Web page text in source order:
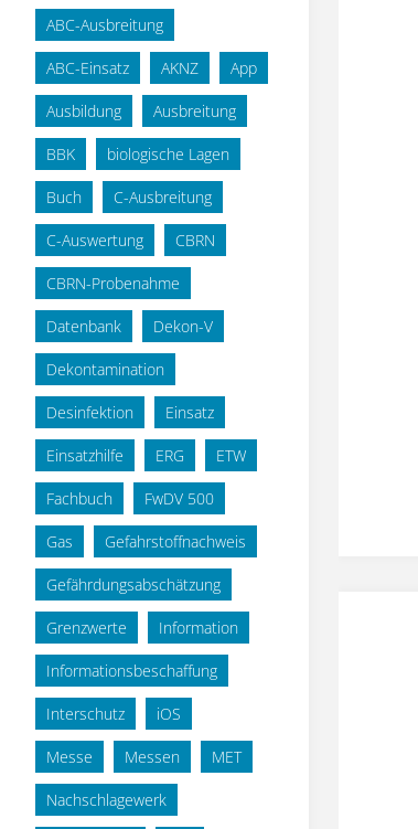
ABC-Ausbreitung
ABC-Einsatz AKNZ App
Ausbildung Ausbreitung
BBK biologische Lagen
Buch C-Ausbreitung
C-Auswertung CBRN
CBRN-Probenahme
Datenbank Dekon-V
Dekontamination
Desinfektion Einsatz
Einsatzhilfe ERG ETW
Fachbuch FwDV 500
Gas Gefahrstoffnachweis
Gefährdungsabschätzung
Grenzwerte Information
Informationsbeschaffung
Interschutz iOS
Messe Messen MET
Nachschlagewerk